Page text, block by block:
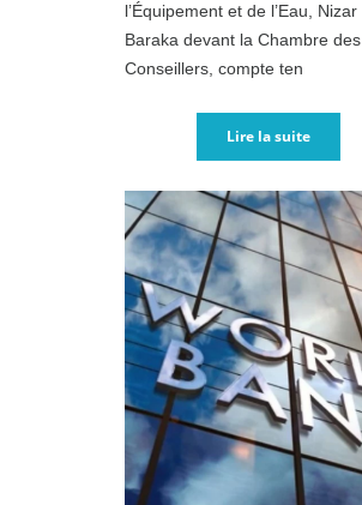
l’Équipement et de l’Eau, Nizar
Baraka devant la Chambre des
Conseillers, compte ten
Lire la suite